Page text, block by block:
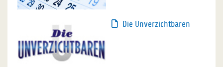
Die Unverzichtbaren